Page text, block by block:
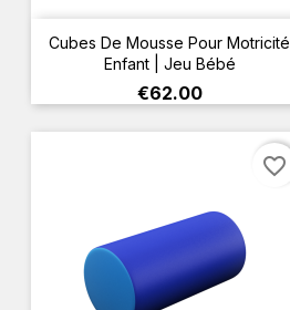
Cubes De Mousse Pour Motricité
Enfant | Jeu Bébé
Price
€62.00
favorite_border